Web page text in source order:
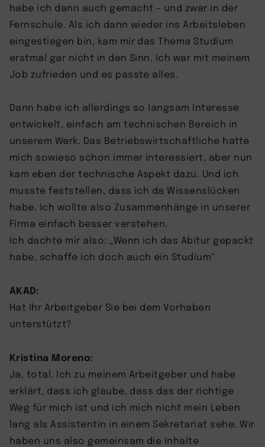
habe ich dann auch gemacht – und zwar in der
Fernschule. Als ich dann wieder ins Arbeitsleben
eingestiegen bin, kam mir das Thema Studium
erstmal gar nicht in den Sinn. Ich war mit meinem
Job zufrieden und es passte alles.
Dann habe ich allerdings so langsam Interesse
entwickelt, einfach am technischen Bereich in
unserem Werk. Das Betriebswirtschaftliche hatte
mich sowieso schon immer interessiert, aber nun
kam eben der technische Aspekt dazu. Und ich
musste feststellen, dass ich da Wissenslücken
habe. Ich wollte also Zusammenhänge in unserer
Firma einfach besser verstehen.
Ich dachte mir also: „Wenn ich das Abitur gepackt
habe, schaffe ich doch auch ein Studium“
AKAD:
Hat Ihr Arbeitgeber Sie bei dem Vorhaben
unterstützt?
Kristina Moreno:
Ja, total. Ich zu meinem Arbeitgeber und habe
erklärt, dass ich glaube, dass das der richtige
Weg für mich ist und ich mich nicht mein Leben
lang als Assistentin in einem Sekretariat sehe. Wir
haben uns also gemeinsam die Inhalte